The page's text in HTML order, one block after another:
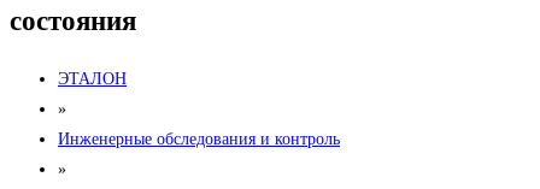
состояния
ЭТАЛОН
»
Инженерные обследования и контроль
»